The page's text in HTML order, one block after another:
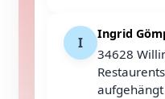
I
Ingrid
34628
aufgehängt